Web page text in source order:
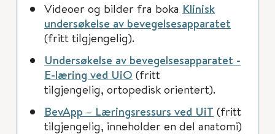
Videoer og bilder fra boka Klinisk
undersøkelse av bevegelsesapparatet
(fritt tilgjengelig).
Undersøkelse av bevegelsesapparatet -
E-læring ved UiO (fritt
tilgjengelig, ortopedisk orientert).
BevApp – Læringsressurs ved UiT (fritt
tilgjengelig, inneholder en del anatomi)